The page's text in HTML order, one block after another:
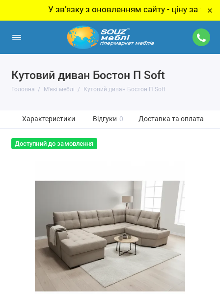
У звʼязку з оновленням сайту - ціну за товар ×
Кутовий диван Бостон П Soft
Головна М'які меблі Кутовий диван Бостон П Soft
Характеристики Відгуки 0 Доставка та оплата
Доступний до замовлення